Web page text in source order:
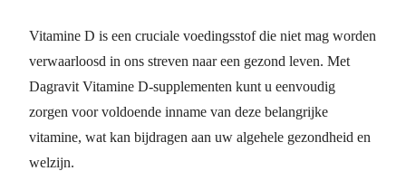
Vitamine D is een cruciale voedingsstof die niet mag worden
verwaarloosd in ons streven naar een gezond leven. Met
Dagravit Vitamine D-supplementen kunt u eenvoudig
zorgen voor voldoende inname van deze belangrijke
vitamine, wat kan bijdragen aan uw algehele gezondheid en
welzijn.